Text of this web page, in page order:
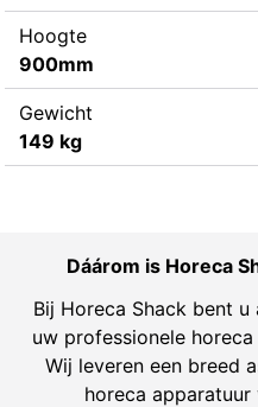
Hoogte
900mm
Gewicht
149 kg
Dáárom is Horeca
Bij Horeca Shack bent
uw professionele
Wij leveren een breed
horeca apparatuur